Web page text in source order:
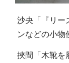
沙央「『リー
ンなどの小物
挾間「木靴を